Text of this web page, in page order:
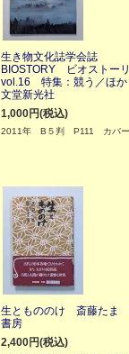
生き物文化誌学会誌
BIOSTORY ビオストー
vol.16 特集：競う／ほ
文堂新光社
1,000円(税込)
2011年 B５判 P111 カバー
生ともののけ 斎藤たま
書房
2,400円(税込)